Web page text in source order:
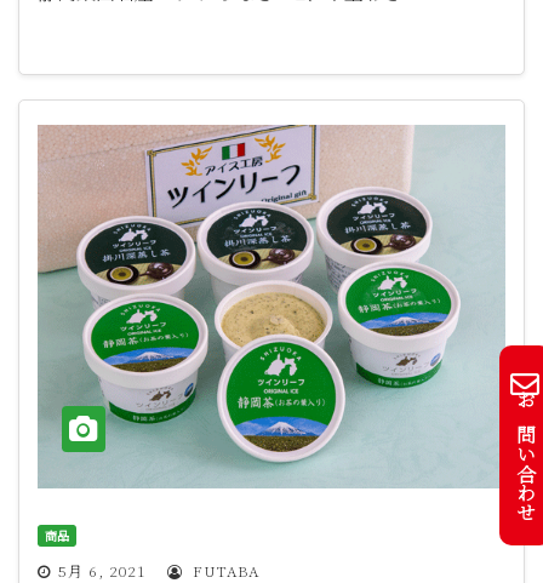
お問い合わせ
商品
5月 6, 2021 FUTABA